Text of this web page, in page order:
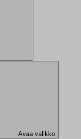
Avaa valikko